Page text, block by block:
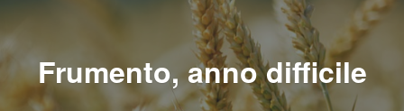
Frumento, anno difficile